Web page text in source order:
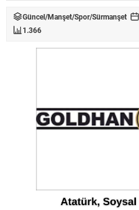
Güncel/Manşet/Spor/Sürmanşet
1.366